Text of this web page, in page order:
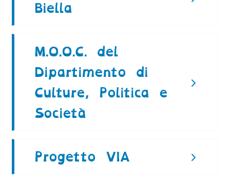
Biella
M.O.O.C. del
Dipartimento di
Culture, Politica e
Società
Progetto VIA